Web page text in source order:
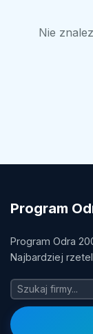
Nie
Program
Program Odra
Najbardziej